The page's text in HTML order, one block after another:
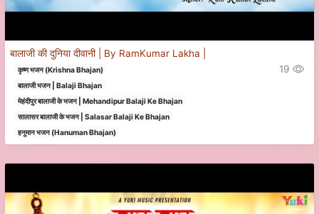
बालाजी की दुनिया दीवानी | By RamKumar Lakha |
कृष्ण भजन (Krishna Bhajan)
बालाजी भजन | Balaji Bhajan
मेहंदीपुर बालाजी के भजन | Mehandipur Balaji Ke Bhajan
सालासर बालाजी के भजन | Salasar Balaji Ke Bhajan
हनुमान भजन (Hanuman Bhajan)
19